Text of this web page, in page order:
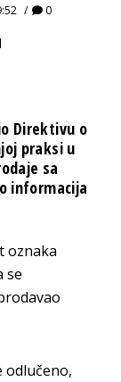
0
Direktivu o
praksi u
sa
informacija
oznaka
se
odlučeno,